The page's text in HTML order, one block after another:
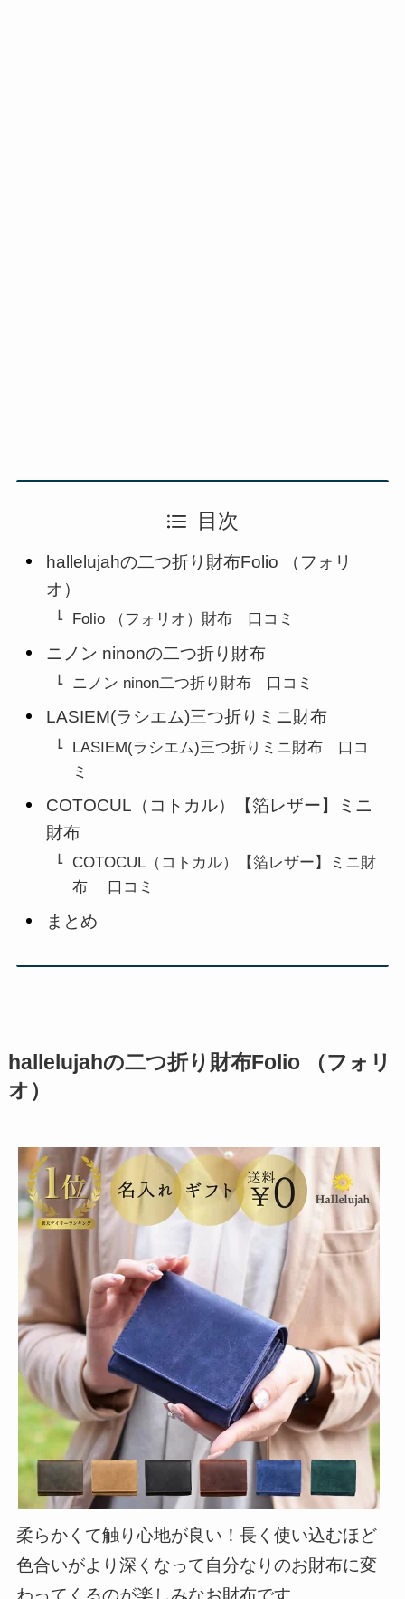
目次
hallelujahの二つ折り財布Folio （フォリ
オ）
Folio （フォリオ）財布 口コミ
ニノン ninonの二つ折り財布
ニノン ninon二つ折り財布 口コミ
LASIEM(ラシエム)三つ折りミニ財布
LASIEM(ラシエム)三つ折りミニ財布 口コ
ミ
COTOCUL（コトカル）【箔レザー】ミニ
財布
COTOCUL（コトカル）【箔レザー】ミニ財
布 口コミ
まとめ
hallelujahの二つ折り財布Folio （フォリ
オ）
柔らかくて触り心地が良い ！ 長く使い込むほど
色合いがより深くなって自分なりのお財布に変
わってくるのが楽しみなお財布です。